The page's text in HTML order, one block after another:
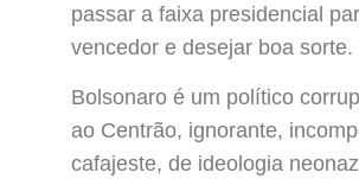
passar a faixa presidencial
vencedor e desejar boa sorte.
Bolsonaro é um político
ao Centrão, ignorante,
cafajeste, de ideologia